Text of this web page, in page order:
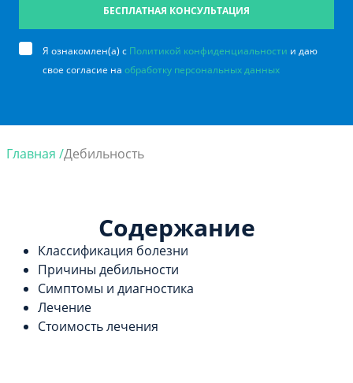
БЕСПЛАТНАЯ КОНСУЛЬТАЦИЯ
Я ознакомлен(а) с Политикой конфиденциальности и даю
свое согласие на обработку персональных данных
Главная /Дебильность
Содержание
Классификация болезни
Причины дебильности
Симптомы и диагностика
Лечение
Стоимость лечения